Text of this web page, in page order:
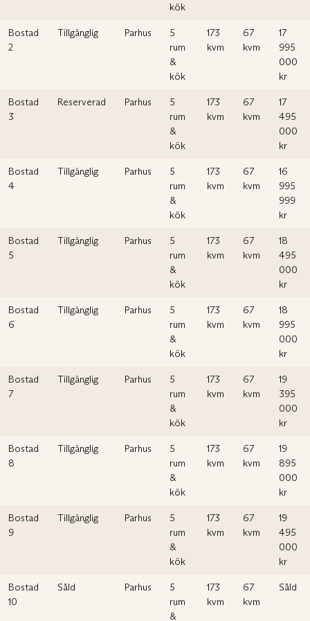
kök
Bostad
2
Tillgänglig Parhus
5
rum
&
kök
173
kvm
67
kvm
17
995
000
kr
Bostad
3
Reserverad Parhus
5
rum
&
kök
173
kvm
67
kvm
17
495
000
kr
Bostad
4
Tillgänglig Parhus
5
rum
&
kök
173
kvm
67
kvm
16
995
999
kr
Bostad
5
Tillgänglig Parhus
5
rum
&
kök
173
kvm
67
kvm
18
495
000
kr
Bostad
6
Tillgänglig Parhus
5
rum
&
kök
173
kvm
67
kvm
18
995
000
kr
Bostad
7
Tillgänglig Parhus
5
rum
&
kök
173
kvm
67
kvm
19
395
000
kr
Bostad
8
Tillgänglig Parhus
5
rum
&
kök
173
kvm
67
kvm
19
895
000
kr
Bostad
9
Tillgänglig Parhus
5
rum
&
kök
173
kvm
67
kvm
19
495
000
kr
Bostad
10
Såld Parhus
5
rum
&
173
kvm
67
kvm
Såld